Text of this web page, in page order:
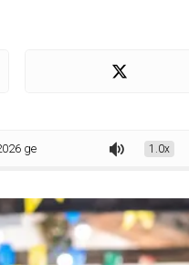
e valoriza agricultores familiares
1.0x